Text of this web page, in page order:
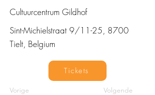
Cultuurcentrum Gildhof
Sint-Michielstraat 9/11-25, 8700
Tielt, Belgium
Tickets
Vorige Volgende